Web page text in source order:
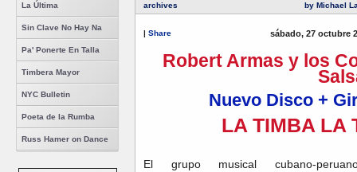
La Última
Sin Clave No Hay Na
Pa' Ponerte En Talla
Timbera Mayor
NYC Bulletin
Poeta de la Rumba
Russ Hamer on Dance
archives by Michael
| Share sábado, 27 octubre
Robert Armas y los
Nuevo Disco +
LA TIMBA LA
El grupo musical cubano-